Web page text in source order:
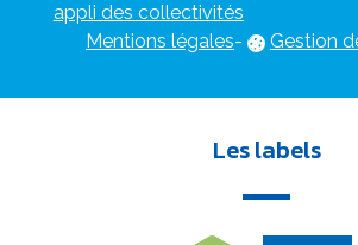
appli des collectivités
Mentions légales- Gestion
Les labels